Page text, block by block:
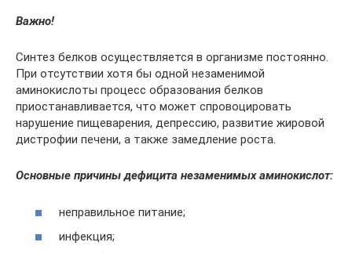
Важно!
Синтез белков осуществляется в организме постоянно.
При отсутствии хотя бы одной незаменимой
аминокислоты процесс образования белков
приостанавливается, что может спровоцировать
нарушение пищеварения, депрессию, развитие жировой
дистрофии печени, а также замедление роста.
Основные причины дефицита незаменимых аминокислот:
неправильное питание;
инфекция;